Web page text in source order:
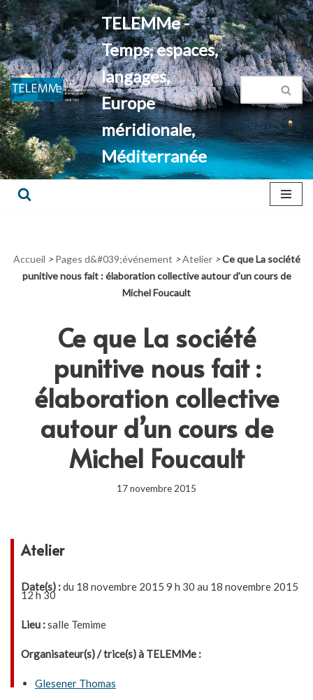
Aller
au
contenu
TELEMMe -
Temps, espaces,
langages,
Europe
méridionale,
Méditerranée
Accueil > Pages d&#039;événement > Atelier > Ce que La société
punitive nous fait : élaboration collective autour d’un cours de
Michel Foucault
Ce que La société
punitive nous fait :
élaboration collective
autour d’un cours de
Michel Foucault
17 novembre 2015
Atelier
Date(s) :du 18 novembre 2015 9 h 30 au 18 novembre 2015
12 h 30
Lieu :salle Temime
Organisateur(s) / trice(s) à TELEMMe :
Glesener Thomas